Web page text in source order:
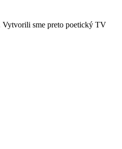
Vytvorili sme preto poetický TV